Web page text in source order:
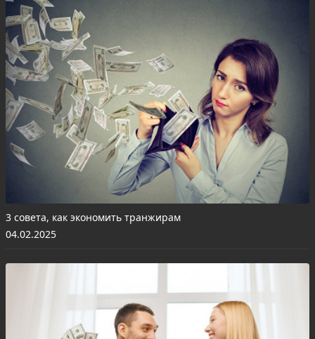
3 совета, как экономить транжирам
04.02.2025